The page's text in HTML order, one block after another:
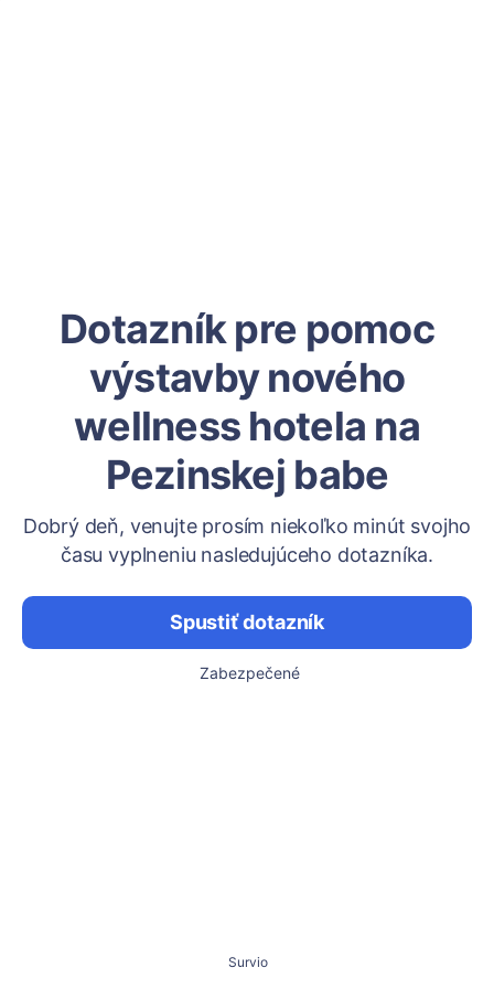
Dotazník pre pomoc
výstavby nového
wellness hotela na
Pezinskej babe
Dobrý deň, venujte prosím niekoľko minút svojho
času vyplneniu nasledujúceho dotazníka.
Spustiť dotazník
Zabezpečené
Survio